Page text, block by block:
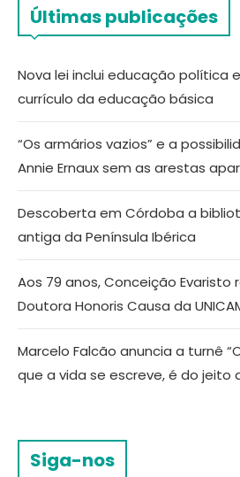
Últimas publicações
Nova lei inclui educação política
currículo da educação básica
“Os armários vazios” e a
Annie Ernaux sem as arestas
Descoberta em Córdoba a
antiga da Península Ibérica
Aos 79 anos, Conceição
Doutora Honoris Causa da
Marcelo Falcão anuncia a turnê
que a vida se escreve, é do jeito
Siga-nos